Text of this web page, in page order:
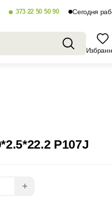
373 22 50 50 90 Сегодня
P107J
+